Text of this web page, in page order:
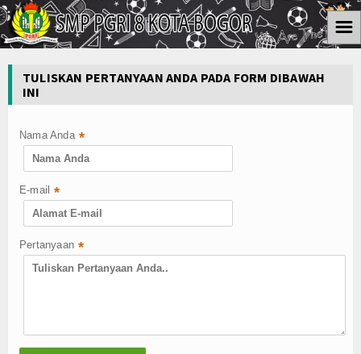
Informasi
Kesiswaan
Kurikulum
Ektra Kurikuler
Koleksi Video
Album Foto
☰
TULISKAN PERTANYAAN ANDA PADA FORM DIBAWAH
INI
Nama Anda *
E-mail *
Pertanyaan *